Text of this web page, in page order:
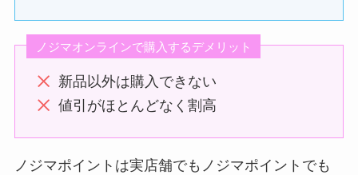
ノジマオンラインで購入するデメリット
新品以外は購入できない
値引がほとんどなく割高
ノジマポイントは実店舗でもノジマポイントでも